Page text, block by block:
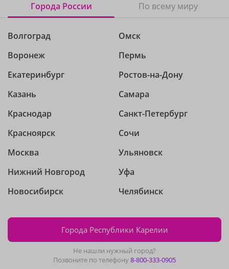
Города России По всему миру
Волгоград
Воронеж
Екатеринбург
Казань
Краснодар
Красноярск
Москва
Нижний Новгород
Новосибирск
Омск
Пермь
Ростов-на-Дону
Самара
Санкт-Петербург
Сочи
Ульяновск
Уфа
Челябинск
Города Республики Карелии
Не нашли нужный город?
Позвоните по телефону8-800-333-0905